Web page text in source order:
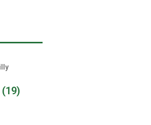
(19)